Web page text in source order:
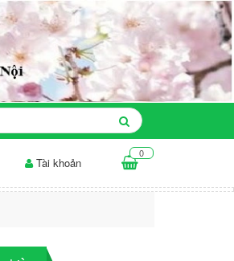
Thời gian để sản phẩm làm trắng
0
Tài khoản